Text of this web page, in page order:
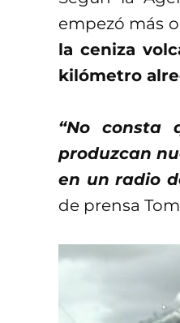
empezó más
la ceniza
kilómetro
“No consta
produzcan
en un radio
de prensa